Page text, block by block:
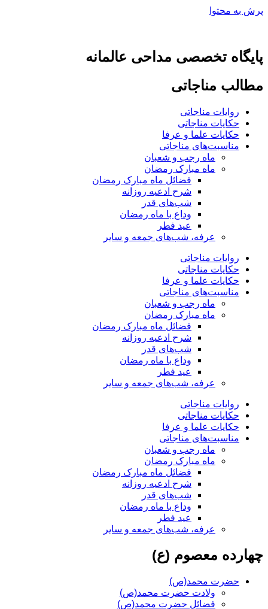
پرش به محتوا
پایگاه تخصصی مداحی عالمانه
مطالب مناجاتی
روایات مناجاتی
حکایات مناجاتی
حکایات علما و عرفا
مناسبت‌های مناجاتی
ماه رجب و شعبان
ماه مبارک رمضان
فضائل ماه مبارک رمضان
شرح ادعیه روزانه
شب‌های قدر
وداع با ماه رمضان
عید فطر
عرفه، شب‌های جمعه و سایر
روایات مناجاتی
حکایات مناجاتی
حکایات علما و عرفا
مناسبت‌های مناجاتی
ماه رجب و شعبان
ماه مبارک رمضان
فضائل ماه مبارک رمضان
شرح ادعیه روزانه
شب‌های قدر
وداع با ماه رمضان
عید فطر
عرفه، شب‌های جمعه و سایر
روایات مناجاتی
حکایات مناجاتی
حکایات علما و عرفا
مناسبت‌های مناجاتی
ماه رجب و شعبان
ماه مبارک رمضان
فضائل ماه مبارک رمضان
شرح ادعیه روزانه
شب‌های قدر
وداع با ماه رمضان
عید فطر
عرفه، شب‌های جمعه و سایر
چهارده معصوم (ع)
حضرت محمد(ص)
ولادت حضرت محمد(ص)
فضائل حضرت محمد(ص)